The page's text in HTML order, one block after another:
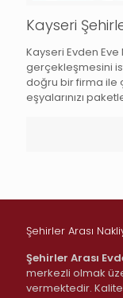
Kayseri
Kayseri Evden
gerçekleşmesini
doğru bir firma ile
eşyalarınızı
Şehirler Arası
Şehirler Arası
merkezli olmak
vermektedir.